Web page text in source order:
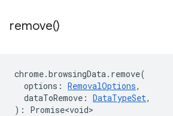
remove()
chrome.browsingData. remove(
options : RemovalOptions,
dataToRemove : DataTypeSet,
) : Promise<void>